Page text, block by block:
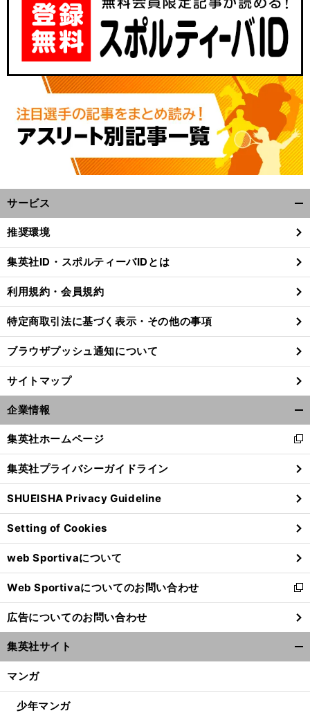
前
サービス
閉
る
推奨環境
集英社ID・スポルティーバIDとは
利用規約・会員規約
特定商取引法に基づく表示・その他の事項
ブラウザプッシュ通知について
サイトマップ
企業情報
閉
る
集英社ホームページ
新
し
い
ウ
ィ
ン
ド
ウ
で
開
く
集英社プライバシーガイドライン
SHUEISHA Privacy Guideline
Setting of Cookies
web Sportivaについて
Web Sportivaについてのお問い合わせ
新
し
い
ウ
ィ
ン
ウ
広告についてのお問い合わせ
集英社サイト
マンガ
少年マンガ